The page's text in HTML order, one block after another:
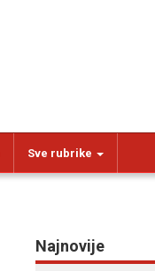
Sve rubrike
Najnovije